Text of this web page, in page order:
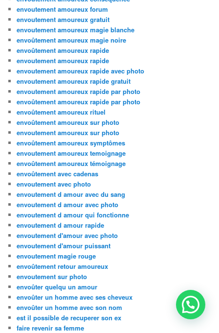
envoutement amoureux forum
envoutement amoureux gratuit
envoutement amoureux magie blanche
envoûtement amoureux magie noire
envoûtement amoureux rapide
envoutement amoureux rapide
envoutement amoureux rapide avec photo
envoutement amoureux rapide gratuit
envoutement amoureux rapide par photo
envoûtement amoureux rapide par photo
envoûtement amoureux rituel
envoûtement amoureux sur photo
envoutement amoureux sur photo
envoûtement amoureux symptômes
envoutement amoureux temoignage
envoûtement amoureux témoignage
envoûtement avec cadenas
envoutement avec photo
envoutement d amour avec du sang
envoutement d amour avec photo
envoutement d amour qui fonctionne
envoutement d amour rapide
envoutement d'amour avec photo
envoutement d'amour puissant
envoutement magie rouge
envoûtement retour amoureux
envoutement sur photo
envoûter quelqu un amour
envoûter un homme avec ses cheveux
envoûter un homme avec son nom
est il possible de recuperer son ex
faire revenir sa femme